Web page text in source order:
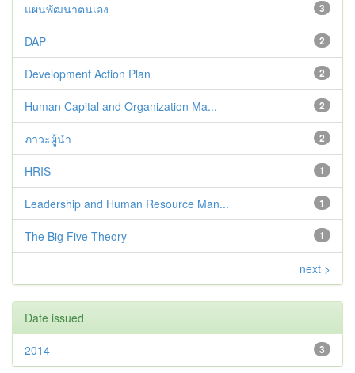
3
แผนพัฒนาตนเอง
2
DAP
2
Development Action Plan
2
Human Capital and Organization Ma...
2
ภาวะผู้นำ
1
HRIS
1
Leadership and Human Resource Man...
1
The Big Five Theory
next >
Date issued
3
2014